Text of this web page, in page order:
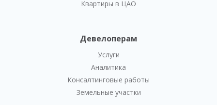
Квартиры в ЦАО
Девелоперам
Услуги
Аналитика
Консалтинговые работы
Земельные участки